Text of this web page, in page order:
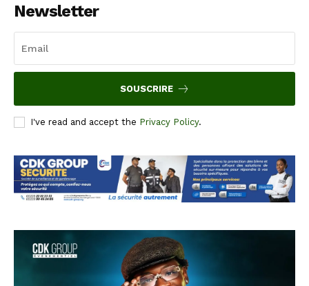
Newsletter
SOUSCRIRE
I've read and accept the Privacy Policy.